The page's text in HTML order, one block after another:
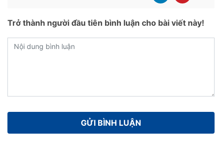
Trở thành người đầu tiên bình luận cho bài viết này!